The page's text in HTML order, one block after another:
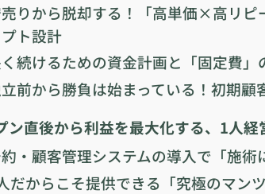
りから脱却する！「高単価×高リピ
ト設計
続けるための資金計画と「固定費」
前から勝負は始まっている！初期顧
ン直後から利益を最大化する、1人
・顧客管理システムの導入で「施術
だからこそ提供できる「究極のマン